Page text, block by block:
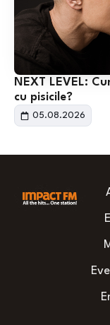
NEXT LEVEL:
cu pisicile?
05.08.2026